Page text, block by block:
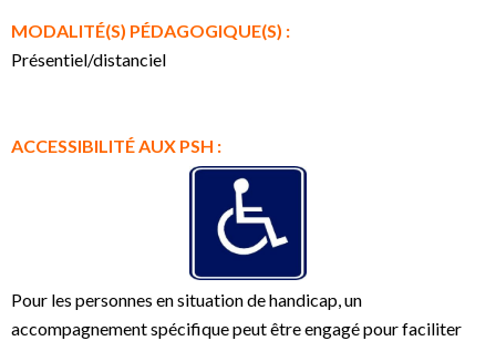
MODALITÉ(S) PÉDAGOGIQUE(S) :
Présentiel/distanciel
ACCESSIBILITÉ AUX PSH :
Pour les personnes en situation de handicap, un
accompagnement spécifique peut être engagé pour faciliter